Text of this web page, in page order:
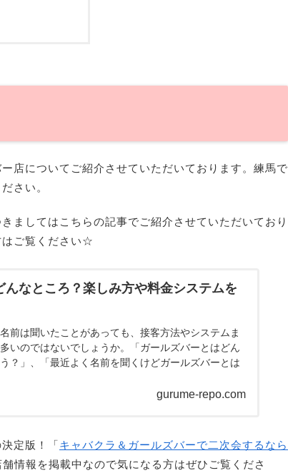
店についてご紹介させていただいております。練馬で
さい。
ましてはこちらの記事でご紹介させていただいており
はご覧ください☆
んなところ？楽しみ方や料金システムを
前は聞いたことがあっても、接客方法やシステムま
いのではないでしょうか。「ガールズバーとはどん
？」、「最近よく名前を聞くけどガールズバーとは
gurume-repo.com
定版！「キャバクラ＆ガールズバーで二次会するなら
情報を掲載中なので気になる方はぜひご覧くださ